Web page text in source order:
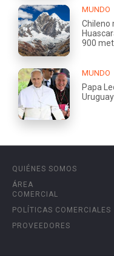
MUNDO
Chileno
900
MUNDO
Papa
QUIÉNES SOMOS
ÁREA
COMERCIAL
POLÍTICAS COMERCIALES
PROVEEDORES